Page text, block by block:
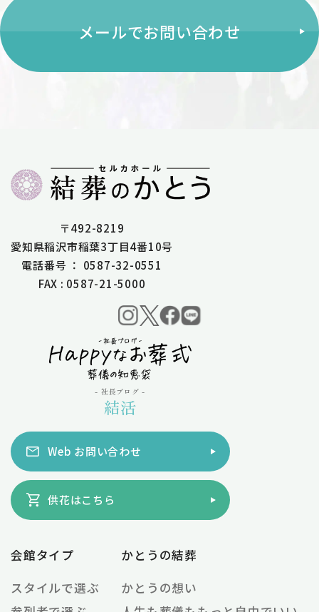
メールでお問い合わせ
〒492-8219
愛知県稲沢市稲葉3丁目4番10号
電話番号 ： 0587-32-0551
FAX : 0587-21-5000
- 社長ブログ -
結活
Web お問い合わせ
供花はこちら
会館タイプ
スタイルで選ぶ
かとうの結葬
かとうの想い